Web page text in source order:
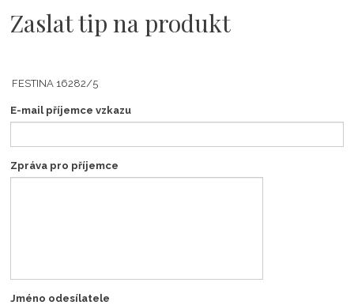
Zaslat tip na produkt
E-mail příjemce vzkazu
Zpráva pro příjemce
Jméno odesílatele